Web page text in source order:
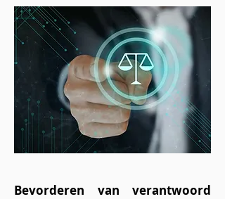
Bevorderen van verantwoord